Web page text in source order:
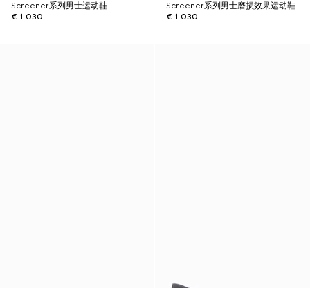
Screener系列男士运动鞋
€ 1.030
Screener系列男士磨损效果运动鞋
€ 1.030